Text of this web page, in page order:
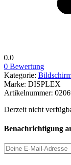
0.0
0 Bewertung
Kategorie:
Marke: DISPLEX
Artikelnummer:
Derzeit nicht
Benachrichtigung